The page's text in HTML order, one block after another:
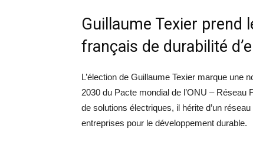
Guillaume Texier prend
français de durabilité
L’élection de Guillaume Texier marque
2030 du Pacte mondial de l’ONU –
de solutions électriques, il hérite d’un
entreprises pour le développement durable.